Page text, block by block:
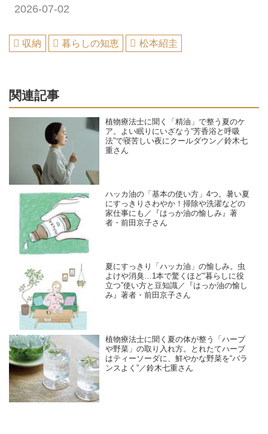
2026-07-02
収納 暮らしの知恵 松本紹圭
関連記事
植物療法士に聞く「精油」で整う夏のケ
ア。よい眠りにいざなう“芳香浴と呼吸
法”で寝苦しい夜にクールダウン／鈴木七
重さん
ハッカ油の「基本の使い方」4つ。暑い夏
にすっきりさわやか！掃除や洗濯などの
家仕事にも／『はっか油の愉しみ』著
者・前田京子さん
夏にすっきり「ハッカ油」の愉しみ。虫
よけや消臭…1本で驚くほど“暮らしに役
立つ”使い方と豆知識／『はっか油の愉し
み』著者・前田京子さん
植物療法士に聞く夏の体が整う「ハーブ
や野菜」の取り入れ方。とれたてハーブ
はティーソーダに、鮮やかな野菜を“バラ
ンスよく”／鈴木七重さん